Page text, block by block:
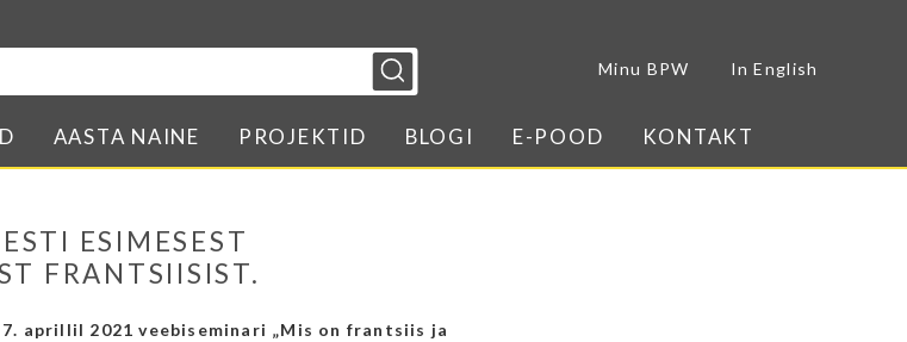
Minu BPW In English
AASTA NAINE PROJEKTID BLOGI E-POOD KONTAKT
ESIMESEST
FRANTSIISIST.
aprillil 2021 veebiseminari „Mis on frantsiis ja